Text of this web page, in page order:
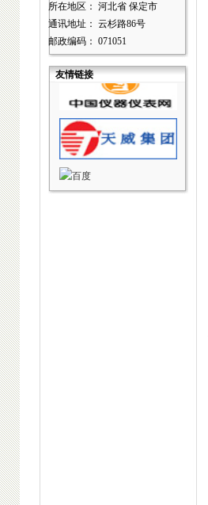
所在地区： 河北省 保定市
通讯地址： 云杉路86号
邮政编码： 071051
友情链接